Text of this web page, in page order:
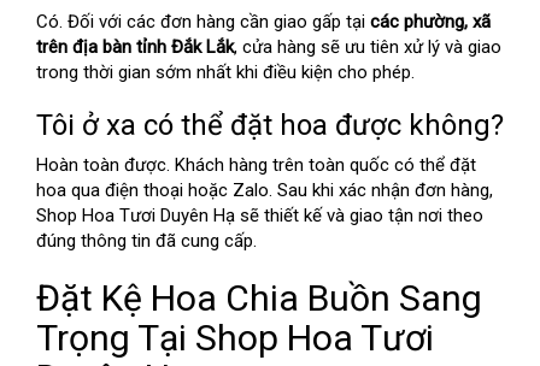
Có. Đối với các đơn hàng cần giao gấp tại các phường, xã
trên địa bàn tỉnh Đắk Lắk, cửa hàng sẽ ưu tiên xử lý và giao
trong thời gian sớm nhất khi điều kiện cho phép.
Tôi ở xa có thể đặt hoa được không?
Hoàn toàn được. Khách hàng trên toàn quốc có thể đặt
hoa qua điện thoại hoặc Zalo. Sau khi xác nhận đơn hàng,
Shop Hoa Tươi Duyên Hạ sẽ thiết kế và giao tận nơi theo
đúng thông tin đã cung cấp.
Đặt Kệ Hoa Chia Buồn Sang
Trọng Tại Shop Hoa Tươi